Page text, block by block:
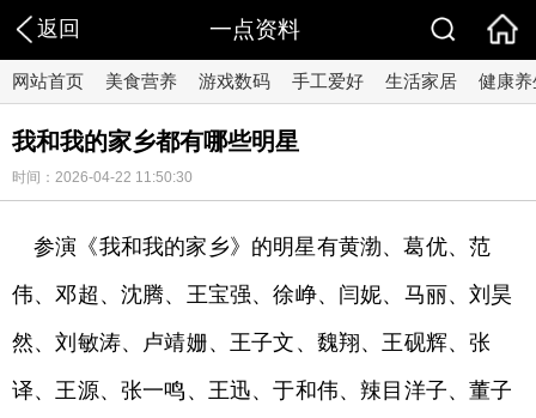
返回 一点资料
网站首页 美食营养 游戏数码 手工爱好 生活家居 健康养
我和我的家乡都有哪些明星
时间：2026-04-22 11:50:30
参演《我和我的家乡》的明星有黄渤、葛优、范
伟、邓超、沈腾、王宝强、徐峥、闫妮、马丽、刘昊
然、刘敏涛、卢靖姗、王子文、魏翔、王砚辉、张
译、王源、张一鸣、王迅、于和伟、辣目洋子、董子